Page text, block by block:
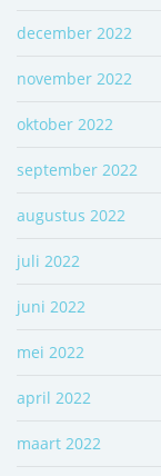
december 2022
november 2022
oktober 2022
september 2022
augustus 2022
juli 2022
juni 2022
mei 2022
april 2022
maart 2022